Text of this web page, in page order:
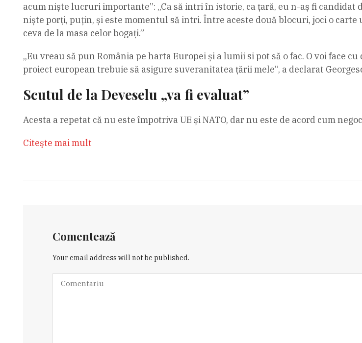
acum niște lucruri importante”: „Ca să intri în istorie, ca țară, eu n-aș fi
niște porți, puțin, și este momentul să intri. Între aceste două blocuri, joci o
ceva de la masa celor bogați.”
„Eu vreau să pun România pe harta Europei și a lumii si pot să o fac. O voi face
proiect european trebuie să asigure suveranitatea țării mele”, a declarat
Scutul de la Deveselu „va fi evaluat”
Acesta a repetat că nu este împotriva UE și NATO, dar nu este de acord cum
Citeşte mai mult
Comentează
Your email address will not be published.